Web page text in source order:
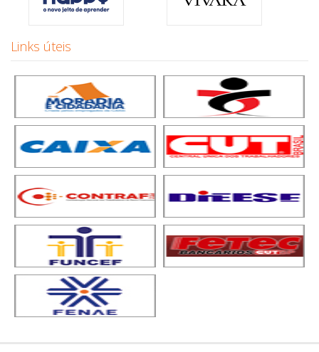
Links úteis